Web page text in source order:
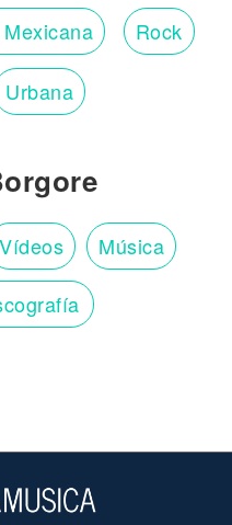
Rock
Urbana
Vídeos Música